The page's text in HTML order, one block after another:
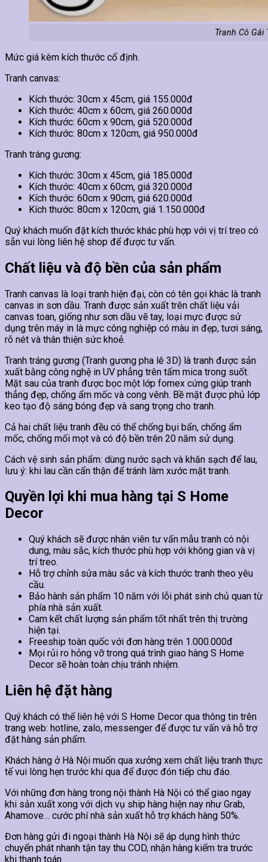
Tranh Cô Gái
Mức giá kèm kích thước cố định.
Tranh canvas:
Kích thước: 30cm x 45cm, giá 155.000đ
Kích thước: 40cm x 60cm, giá 260.000đ
Kích thước: 60cm x 90cm, giá 520.000đ
Kích thước: 80cm x 120cm, giá 950.000đ
Tranh tráng gương:
Kích thước: 30cm x 45cm, giá 185.000đ
Kích thước: 40cm x 60cm, giá 320.000đ
Kích thước: 60cm x 90cm, giá 620.000đ
Kích thước: 80cm x 120cm, giá 1.150.000đ
Quý khách muốn đặt kích thước khác phù hợp với vị trí treo có
sẵn vui lòng liên hệ shop để được tư vấn.
Chất liệu và độ bền của sản phẩm
Tranh canvas là loại tranh hiện đại, còn có tên gọi khác là tranh
canvas in sơn dầu. Tranh được sản xuất trên chất liệu vải
canvas toan, giống như sơn dầu vẽ tay, loại mực được sử
dụng trên máy in là mực công nghiệp có màu in đẹp, tươi sáng,
rõ nét và thân thiện sức khoẻ.
Tranh tráng gương (Tranh gương pha lê 3D) là tranh được sản
xuất bằng công nghệ in UV phẳng trên tấm mica trong suốt.
Mặt sau của tranh được bọc một lớp fomex cứng giúp tranh
thẳng đẹp, chống ẩm mốc và cong vênh. Bề mặt được phủ lớp
keo tạo độ sáng bóng đẹp và sang trọng cho tranh.
Cả hai chất liệu tranh đều có thể chống bụi bẩn, chống ẩm
mốc, chống mối mọt và có độ bền trên 20 năm sử dụng.
Cách vệ sinh sản phẩm: dùng nước sạch và khăn sạch để lau,
lưu ý: khi lau cần cẩn thận để tránh làm xước mặt tranh.
Quyền lợi khi mua hàng tại S Home
Decor
Quý khách sẽ được nhân viên tư vấn mẫu tranh có nội
dung, màu sắc, kích thước phù hợp với không gian và vị
trí treo.
Hỗ trợ chỉnh sửa màu sắc và kích thước tranh theo yêu
cầu.
Bảo hành sản phẩm 10 năm với lỗi phát sinh chủ quan từ
phía nhà sản xuất.
Cam kết chất lượng sản phẩm tốt nhất trên thị trường
hiện tại.
Freeship toàn quốc với đơn hàng trên 1.000.000đ
Mọi rủi ro hỏng vỡ trong quá trình giao hàng S Home
Decor sẽ hoàn toàn chịu tránh nhiệm.
Liên hệ đặt hàng
Quý khách có thể liên hệ với S Home Decor qua thông tin trên
trang web: hotline, zalo, messenger để được tư vấn và hỗ trợ
đặt hàng sản phẩm.
Khách hàng ở Hà Nội muốn qua xưởng xem chất liệu tranh thực
tế vui lòng hẹn trước khi qua để được đón tiếp chu đáo.
Với những đơn hàng trong nội thành Hà Nội có thể giao ngay
khi sản xuất xong với dịch vụ ship hàng hiện nay như Grab,
Ahamove… cước phí nhà sản xuất hỗ trợ khách hàng 50%.
Đơn hàng gửi đi ngoại thành Hà Nội sẽ áp dụng hình thức
chuyển phát nhanh tận tay thu COD, nhận hàng kiểm tra trước
khi thanh toán.